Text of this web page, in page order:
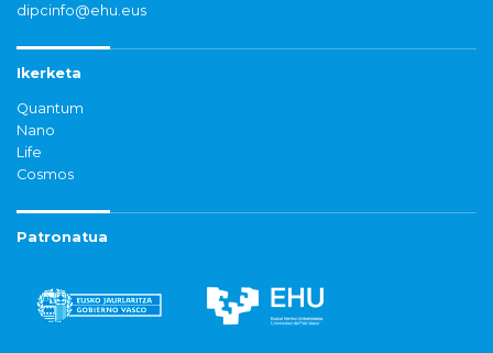
dipcinfo@ehu.eus
Ikerketa
Quantum
Nano
Life
Cosmos
Patronatua